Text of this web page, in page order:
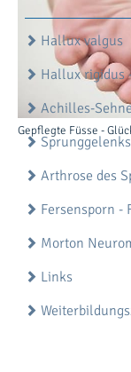
Sorgfältige
Gepflegte Füsse -
Hallux valgus
Hallux rigidus
Achilles-
Arthrose des
Fersensporn -
Morton
Links